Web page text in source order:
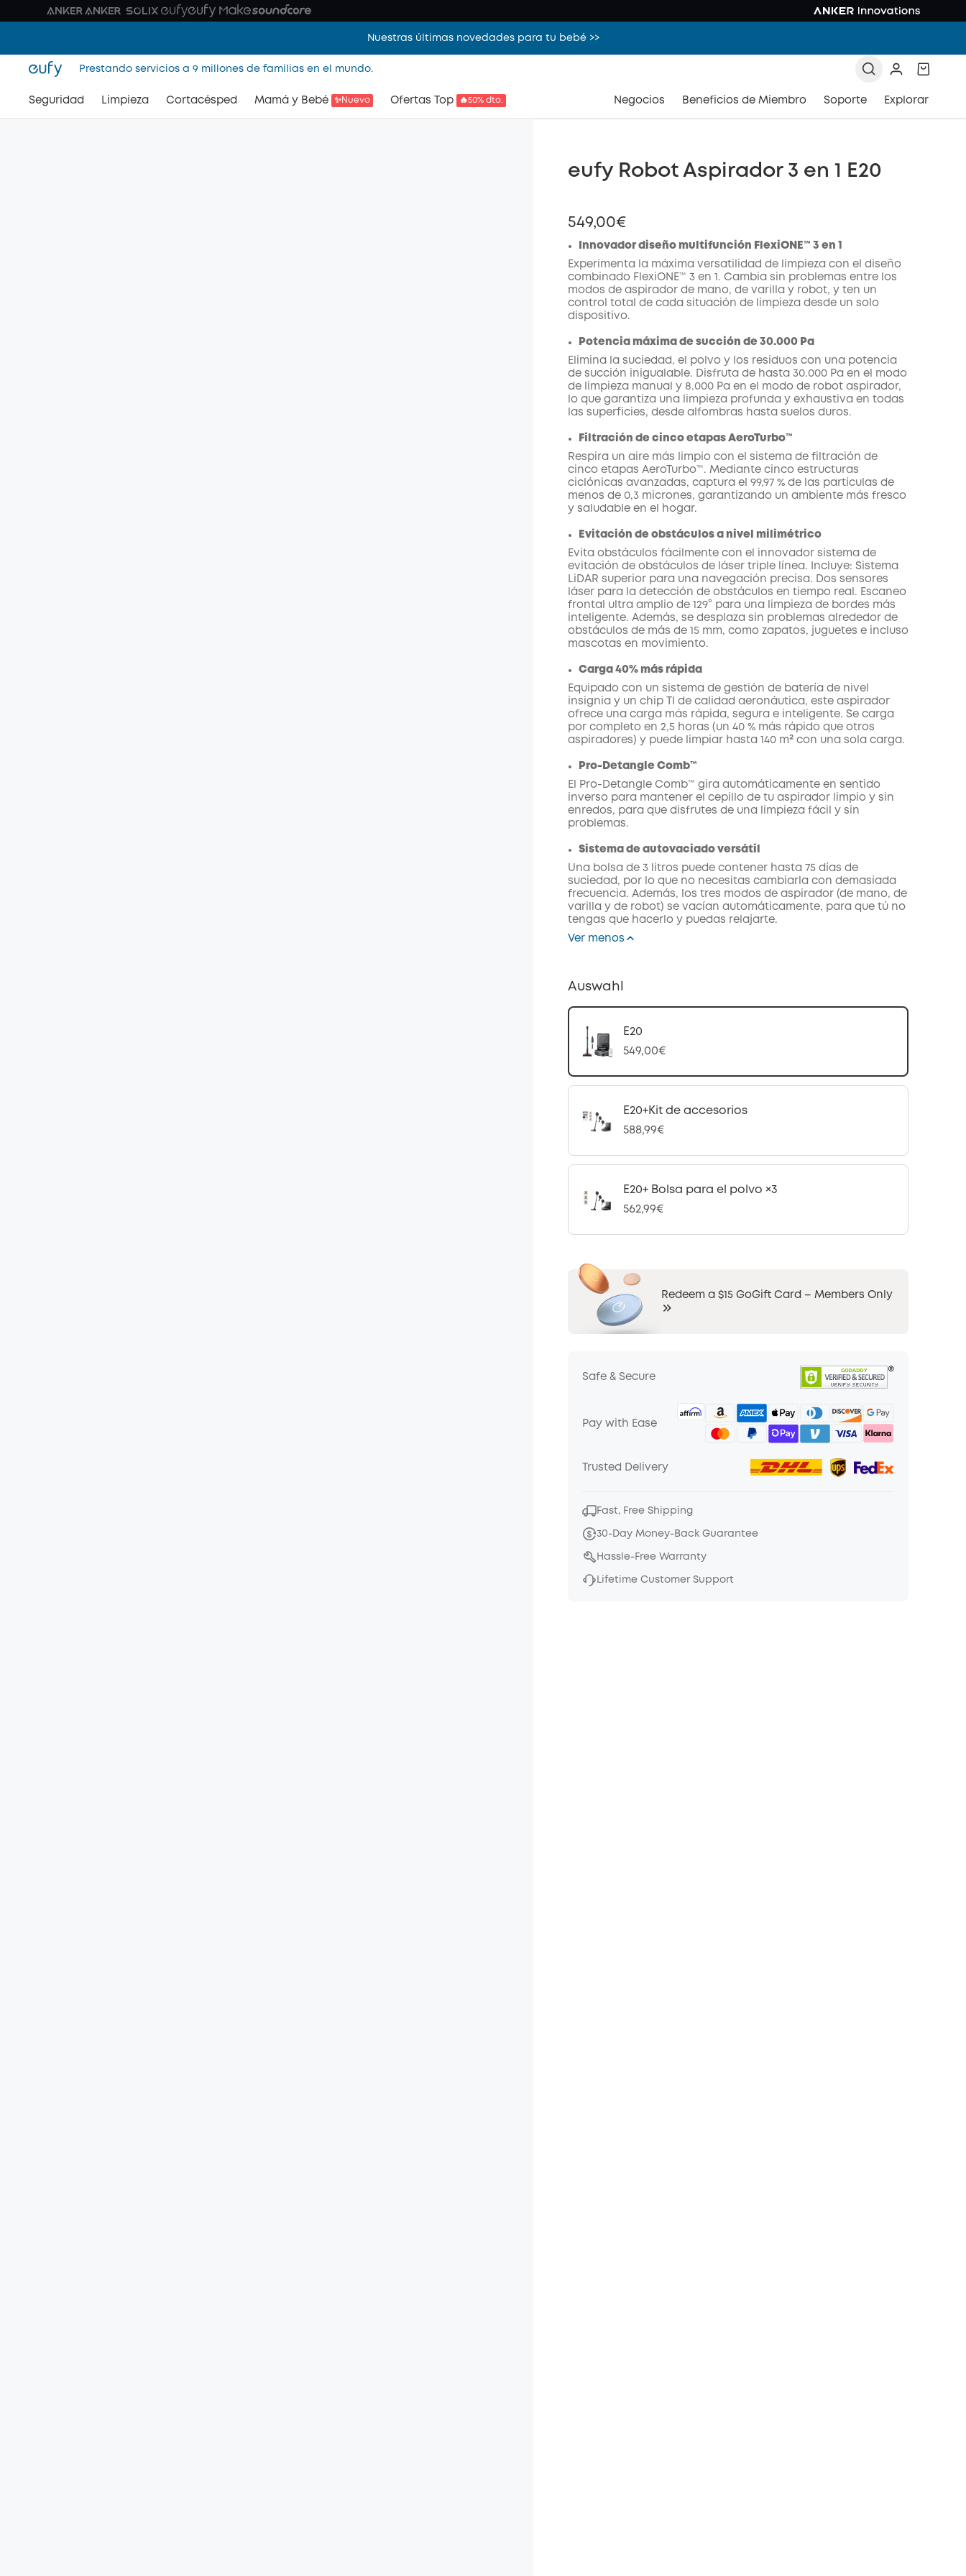
Nuestras últimas novedades para tu bebé >>
Prestando servicios a 9 millones de familias en el mundo.
Seguridad Limpieza Cortacésped Mamá y Bebé ✨Nuevo Ofertas Top 🔥50% dto. Negocios Beneficios de Miembro Soporte Explorar
eufy Robot Aspirador 3 en 1 E20
549,00€
Innovador diseño multifunción FlexiONE™ 3 en 1
Experimenta la máxima versatilidad de limpieza con el diseño
combinado FlexiONE™ 3 en 1. Cambia sin problemas entre los
modos de aspirador de mano, de varilla y robot, y ten un
control total de cada situación de limpieza desde un solo
dispositivo.
Potencia máxima de succión de 30.000 Pa
Elimina la suciedad, el polvo y los residuos con una potencia
de succión inigualable. Disfruta de hasta 30.000 Pa en el modo
de limpieza manual y 8.000 Pa en el modo de robot aspirador,
lo que garantiza una limpieza profunda y exhaustiva en todas
las superficies, desde alfombras hasta suelos duros.
Filtración de cinco etapas AeroTurbo™️
Respira un aire más limpio con el sistema de filtración de
cinco etapas AeroTurbo™️. Mediante cinco estructuras
ciclónicas avanzadas, captura el 99,97 % de las partículas de
menos de 0,3 micrones, garantizando un ambiente más fresco
y saludable en el hogar.
Evitación de obstáculos a nivel milimétrico
Evita obstáculos fácilmente con el innovador sistema de
evitación de obstáculos de láser triple línea. Incluye: Sistema
LiDAR superior para una navegación precisa. Dos sensores
láser para la detección de obstáculos en tiempo real. Escaneo
frontal ultra amplio de 129° para una limpieza de bordes más
inteligente. Además, se desplaza sin problemas alrededor de
obstáculos de más de 15 mm, como zapatos, juguetes e incluso
mascotas en movimiento.
Carga 40% más rápida
Equipado con un sistema de gestión de batería de nivel
insignia y un chip TI de calidad aeronáutica, este aspirador
ofrece una carga más rápida, segura e inteligente. Se carga
por completo en 2,5 horas (un 40 % más rápido que otros
aspiradores) y puede limpiar hasta 140 m² con una sola carga.
Pro-Detangle Comb™
El Pro-Detangle Comb™ gira automáticamente en sentido
inverso para mantener el cepillo de tu aspirador limpio y sin
enredos, para que disfrutes de una limpieza fácil y sin
problemas.
Sistema de autovaciado versátil
Una bolsa de 3 litros puede contener hasta 75 días de
suciedad, por lo que no necesitas cambiarla con demasiada
frecuencia. Además, los tres modos de aspirador (de mano, de
varilla y de robot) se vacían automáticamente, para que tú no
tengas que hacerlo y puedas relajarte.
Ver menos
Auswahl
E20
549,00€
E20+Kit de accesorios
588,99€
E20+ Bolsa para el polvo ×3
562,99€
Redeem a $15 GoGift Card – Members Only
Safe & Secure
Pay with Ease
Trusted Delivery
Fast, Free Shipping
30-Day Money-Back Guarantee
Hassle-Free Warranty
Lifetime Customer Support